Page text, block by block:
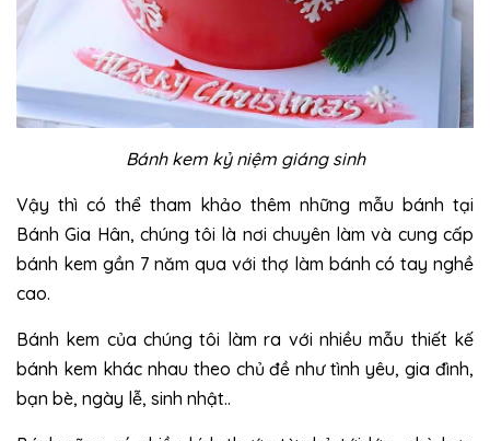
Bánh kem kỷ niệm giáng sinh
Vậy thì có thể tham khảo thêm những mẫu bánh tại
Bánh Gia Hân, chúng tôi là nơi chuyên làm và cung cấp
bánh kem gần 7 năm qua với thợ làm bánh có tay nghề
cao.
Bánh kem của chúng tôi làm ra với nhiều mẫu thiết kế
bánh kem khác nhau theo chủ đề như tình yêu, gia đình,
bạn bè, ngày lễ, sinh nhật..